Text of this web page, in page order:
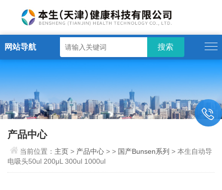
网站导航
产品中心
当前位置： 主页> 产品中心 > > 国产Bunsen系列 > 本生自动导
电吸头50ul 200μL 300ul 1000ul